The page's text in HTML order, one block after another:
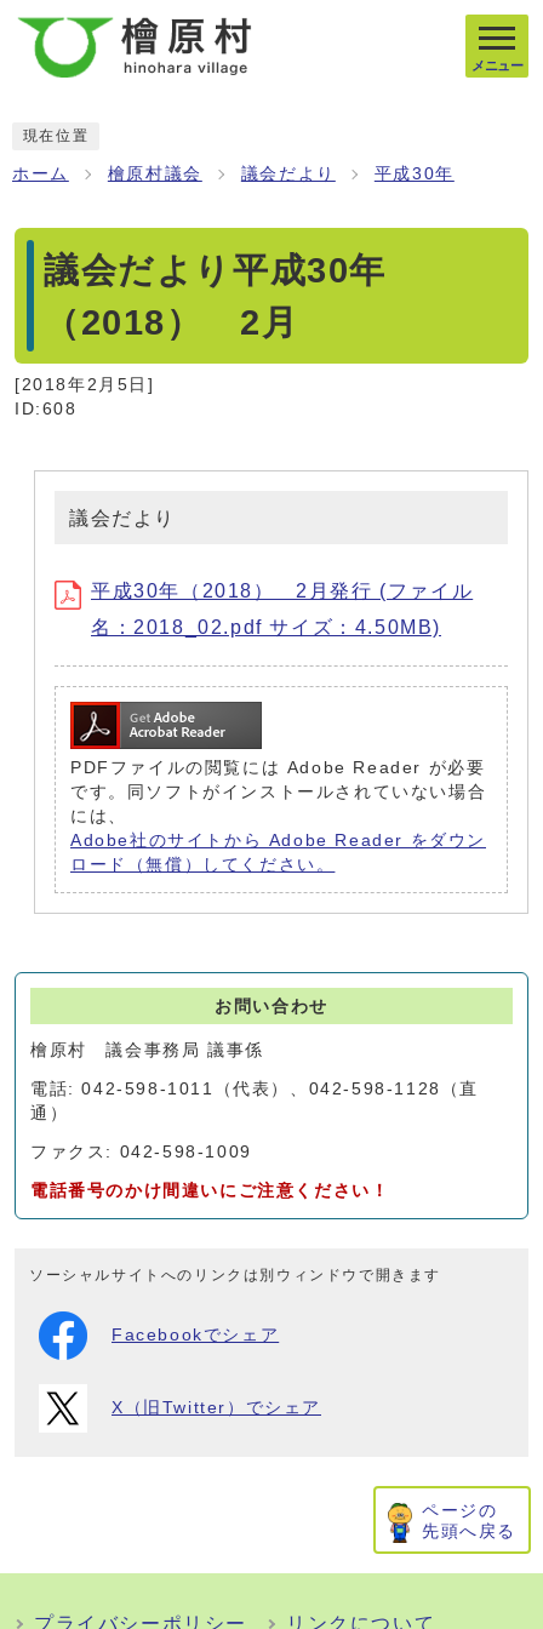
メニュー
現在位置
ホーム 檜原村議会 議会だより 平成30年
議会だより平成30年
（2018） 2月
[2018年2月5日]
ID:608
議会だより
平成30年（2018） 2月発行 (ファイル
名：2018_02.pdf サイズ：4.50MB)
PDFファイルの閲覧には Adobe Reader が必要
です。同ソフトがインストールされていない場合
には、
Adobe社のサイトから Adobe Reader をダウン
ロード（無償）してください。
お問い合わせ
檜原村 議会事務局 議事係
電話: 042-598-1011（代表）、042-598-1128（直
通）
ファクス: 042-598-1009
電話番号のかけ間違いにご注意ください！
ソーシャルサイトへのリンクは別ウィンドウで開きます
Facebookでシェア
X（旧Twitter）でシェア
ページの
先頭へ戻る
プライバシーポリシー リンクについて